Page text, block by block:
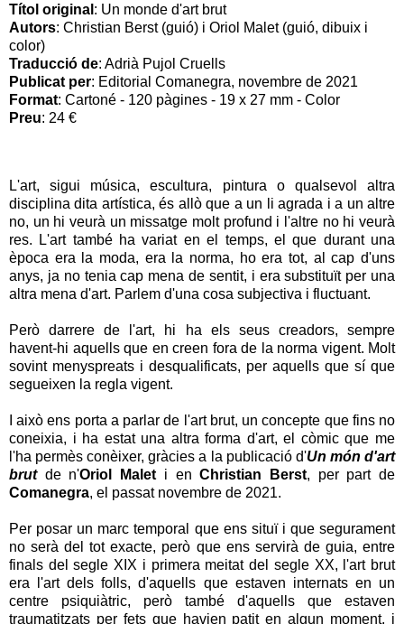
Títol original : Un monde d'art brut
Autors: Christian Berst (guió) i Oriol Malet (guió, dibuix i
color)
Traducció de: Adrià Pujol Cruells
Publicat per: Editorial Comanegra, novembre de 2021
Format: Cartoné - 120 pàgines - 19 x 27 mm - Color
Preu: 24 €
L'art, sigui música, escultura, pintura o qualsevol altra
disciplina dita artística, és allò que a un li agrada i a un altre
no, un hi veurà un missatge molt profund i l'altre no hi veurà
res. L'art també ha variat en el temps, el que durant una
època era la moda, era la norma, ho era tot, al cap d'uns
anys, ja no tenia cap mena de sentit, i era substituït per una
altra mena d'art. Parlem d'una cosa subjectiva i fluctuant.
Però darrere de l'art, hi ha els seus creadors, sempre
havent-hi aquells que en creen fora de la norma vigent. Molt
sovint menyspreats i desqualificats, per aquells que sí que
segueixen la regla vigent.
I això ens porta a parlar de l'art brut, un concepte que fins no
coneixia, i ha estat una altra forma d'art, el còmic que me
l'ha permès conèixer, gràcies a la publicació d'Un món d'art
brut de n'Oriol Malet i enChristian Berst, per part de
Comanegra, el passat novembre de 2021.
Per posar un marc temporal que ens situï i que segurament
no serà del tot exacte, però que ens servirà de guia, entre
finals del segle XIX i primera meitat del segle XX, l'art brut
era l'art dels folls, d'aquells que estaven internats en un
centre psiquiàtric, però també d'aquells que estaven
traumatitzats per fets que havien patit en algun moment, i